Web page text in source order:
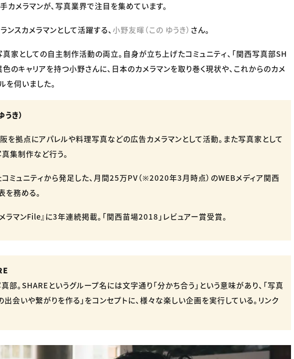
カメラマンが、写真業界で注目を集めています。
ンスカメラマンとして活躍する、 小野友暉（この ゆうき） さん。
真家としての自主制作活動の両立。自身が立ち上げたコミュニティ、「関西写真部SH
色のキャリアを持つ小野さんに、日本のカメラマンを取り巻く現状や、これからのカメ
を伺いました。
き）
を拠点にアパレルや料理写真などの広告カメラマンとして活動。また写真家として
集制作など行う。
ミュニティから発足した、月間25万PV（※2020年3月時点）のWEBメディア関西
務める。
ラマンFile』に3年連続掲載。「関西苗場2018」レビュアー賞受賞。
部。SHAREというグループ名には文字通り「分かち合う」という意味があり、「写真
出会いや繋がりを作る」をコンセプトに、様々な楽しい企画を実行している。リンク